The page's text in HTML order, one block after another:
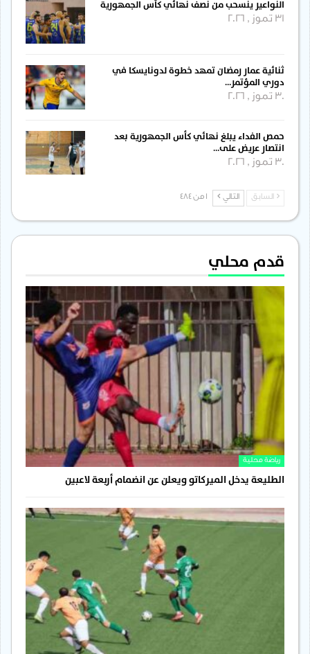
النواعير ينسحب من نصف نهائي كأس الجمهورية
31 تموز , 2026
ثنائية عمار رمضان تمهد خطوة لدونايسكا في
دوري المؤتمر…
30 تموز , 2026
حمص الفداء يبلغ نهائي كأس الجمهورية بعد
انتصار عريض على…
30 تموز , 2026
السابق التالي
قدم محلي
رياضة محلية
الطليعة يدخل الميركاتو ويعلن عن انضمام أربعة لاعبين